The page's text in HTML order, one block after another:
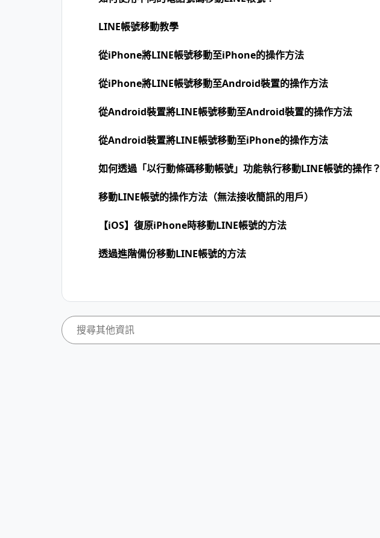
LINE帳號移動教學
從iPhone將LINE帳號移動至iPhone的操作方法
從iPhone將LINE帳號移動至Android裝置的操作方法
從Android裝置將LINE帳號移動至Android裝置的操作方法
從Android裝置將LINE帳號移動至iPhone的操作方法
如何透過「以行動條碼移動帳號」功能執行移動LINE帳號的操作？
移動LINE帳號的操作方法（無法接收簡訊的用戶）
【iOS】復原iPhone時移動LINE帳號的方法
透過進階備份移動LINE帳號的方法